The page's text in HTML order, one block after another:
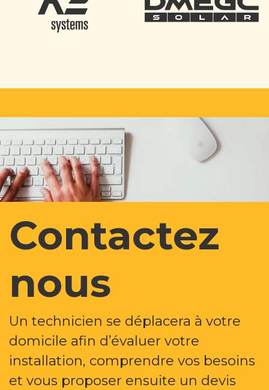
Contactez
nous
Un technicien se déplacera à votre
domicile afin d’évaluer votre
installation, comprendre vos besoins
et vous proposer ensuite un devis